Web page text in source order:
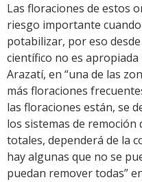
Las floraciones de estos
riesgo importante
potabilizar, por eso
científico no es
Arazatí, en “una de las
más floraciones
las floraciones están, se
los sistemas de
totales, dependerá de la
hay algunas que no se
puedan remover todas”